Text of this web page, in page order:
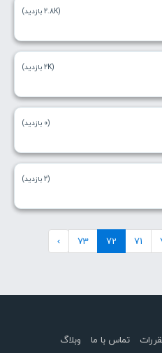
(2.8K بازدید)
(2K بازدید)
(0 بازدید)
(2 بازدید)
71
72
73
›
تماس با ما وبلاگ